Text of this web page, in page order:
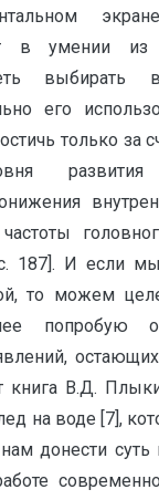
в умении из
выбирать
его
только за
развития
187]. И если
то можем
попробую
книга В.Д.
на воде [7],
донести суть